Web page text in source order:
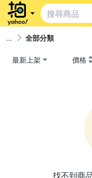
全部分類
最新上架 價格
找不到商